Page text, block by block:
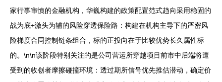
家行事审慎的金融机构，华巍构建的政策配置范式趋向采用稳固的
战为底+激头为辅的风险穿透保险路：构建在机构主导下的严密风
险梯度合同控制链条组合，标的正投向在于比较优势长久属性标
的。\n\n该阶段特别关注的是公司营运所穿越项目前市中后端将遭
受到的收创者摩擦碰撞环境：透过期所信号优先推估潜动，确定价